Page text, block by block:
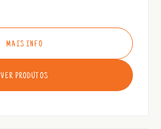
MAIS INFO
VER PRODUTOS